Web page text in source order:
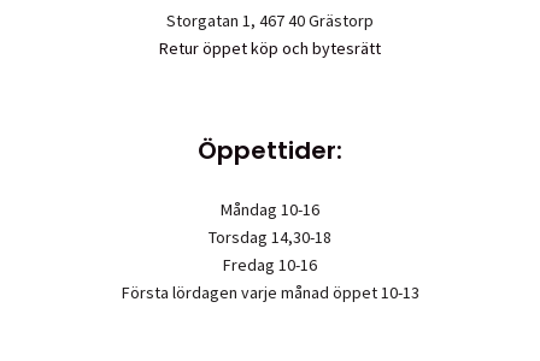
Storgatan 1, 467 40 Grästorp
Retur öppet köp och bytesrätt
Öppettider:
Måndag 10-16
Torsdag 14,30-18
Fredag 10-16
Första lördagen varje månad öppet 10-13